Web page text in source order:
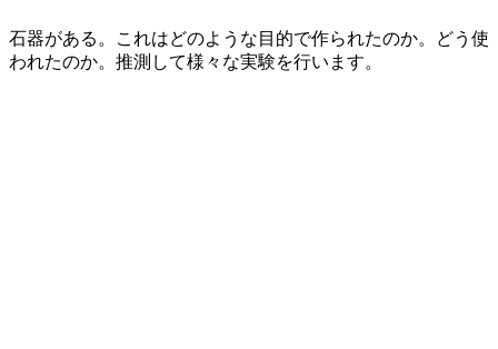
石器がある。これはどのような目的で作られたのか。どう使
われたのか。推測して様々な実験を行います。